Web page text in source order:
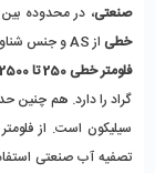
صنعتی، در محدوده بین 250 تا 2500 لیتر در ساعت را دارد. جنس بدنه این
خطی از AS و جنس شناور داخل آن از جنس ABS می باشد.
فلومتر خطی 250 تا 2500 لیتر در ساعت
سیلیکون است. از
تصفیه آب صنعتی